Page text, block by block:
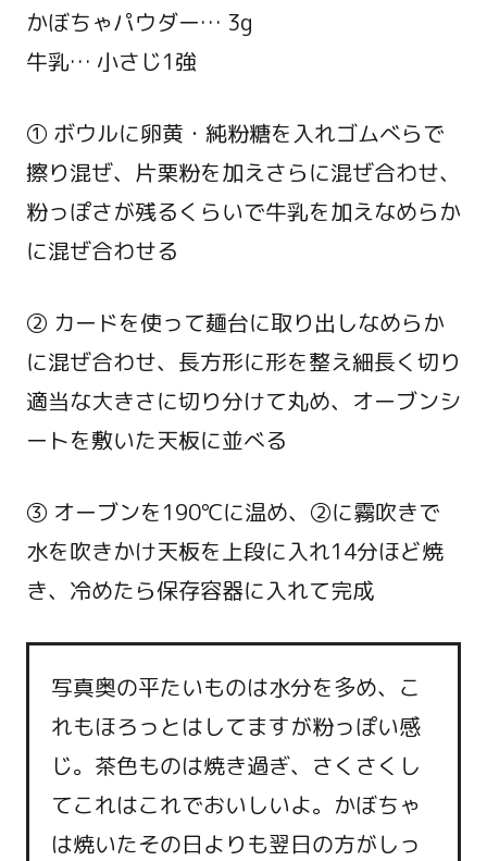
かぼちゃパウダー… 3g
牛乳… 小さじ1強
① ボウルに卵黄・純粉糖を入れゴムべらで
擦り混ぜ、片栗粉を加えさらに混ぜ合わせ、
粉っぽさが残るくらいで牛乳を加えなめらか
に混ぜ合わせる
② カードを使って麺台に取り出しなめらか
に混ぜ合わせ、長方形に形を整え細長く切り
適当な大きさに切り分けて丸め、オーブンシ
ートを敷いた天板に並べる
③ オーブンを190℃に温め、②に霧吹きで
水を吹きかけ天板を上段に入れ14分ほど焼
き、冷めたら保存容器に入れて完成
写真奥の平たいものは水分を多め、こ
れもほろっとはしてますが粉っぽい感
じ。茶色ものは焼き過ぎ、さくさくし
てこれはこれでおいしいよ。かぼちゃ
は焼いたその日よりも翌日の方がしっ